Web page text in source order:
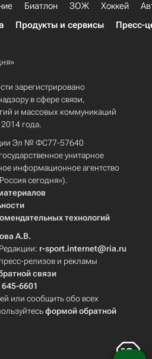
Биатлон ЗОЖ Хоккей
Продукты и сервисы Пресс-
зарегистрировано
в сфере связи,
и массовых коммуникаций
года.
Эл № ФС77-57640
унитарное
информационное агентство
сегодня»).
технологий
А.В.
r-sport.internet@ria.ru
релизов и рекламы
связи
6601
или сообщить обо всех
формой обратной